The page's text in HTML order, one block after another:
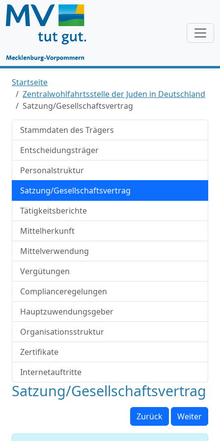
Startseite
Zentralwohlfahrtsstelle der Juden in Deutschland
Satzung/Gesellschaftsvertrag
Stammdaten des Trägers
Entscheidungsträger
Personalstruktur
Satzung/Gesellschaftsvertrag
Tätigkeitsberichte
Mittelherkunft
Mittelverwendung
Vergütungen
Complianceregelungen
Hauptzuwendungsgeber
Organisationsstruktur
Zertifikate
Internetauftritte
Satzung/Gesellschaftsvertrag
Zurück Weiter